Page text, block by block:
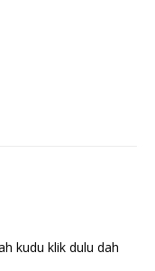
kudu klik dulu dah